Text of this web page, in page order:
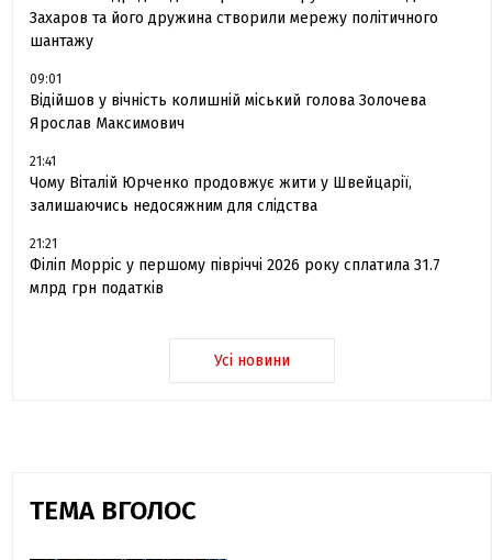
Захаров та його дружина створили мережу політичного
шантажу
09:01
Відійшов у вічність колишній міський голова Золочева
Ярослав Максимович
21:41
Чому Віталій Юрченко продовжує жити у Швейцарії,
залишаючись недосяжним для слідства
21:21
Філіп Морріс у першому півріччі 2026 року сплатила 31.7
млрд грн податків
Усі новини
ТЕМА ВГОЛОС